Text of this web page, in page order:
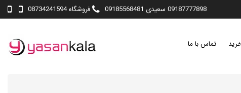
09187777898 سعیدی 09185568481 فروشگاه 08734241594
تماس با ما